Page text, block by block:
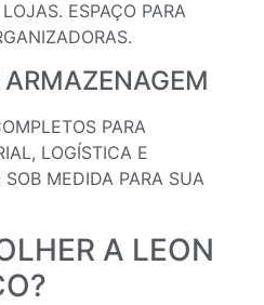
ESPAÇO PARA
PARA
LOGÍSTICA E
MEDIDA PARA SUA
A LEON